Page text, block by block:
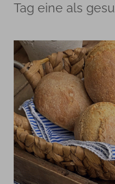
Tag eine als